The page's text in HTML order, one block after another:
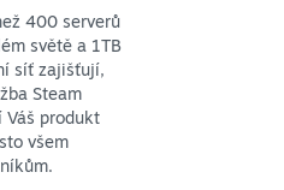
400 serverů
světě a 1TB
síť zajišťují,
Steam
Váš produkt
všem